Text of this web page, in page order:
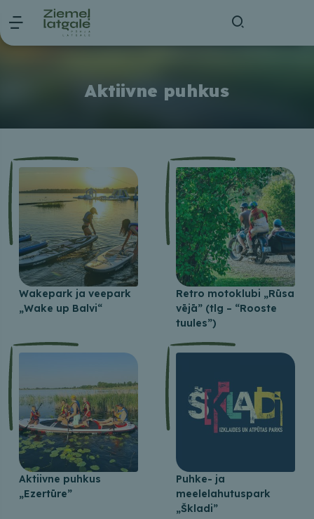
Aktiivne puhkus
Wakepark ja veepark
„Wake up Balvi“
Retro motoklubi „Rūsa
vējā” (tlg – “Rooste
tuules”)
Aktiivne puhkus
„Ezertūre”
Puhke- ja
meelelahutuspark
„Škladi”